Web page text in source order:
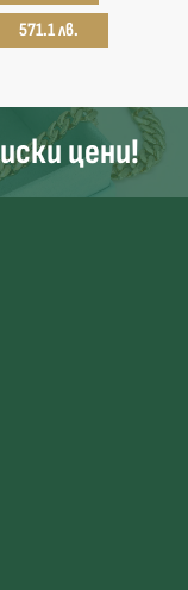
571.1 лв.
цени!